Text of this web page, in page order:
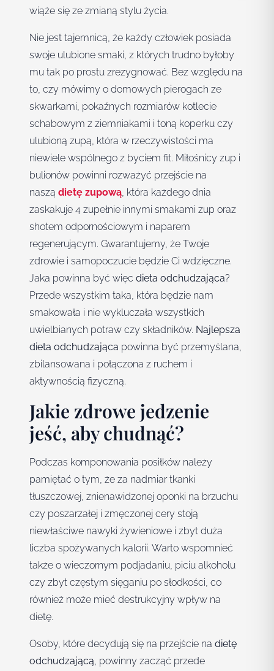
wiąże się ze zmianą stylu życia.
Nie jest tajemnicą, że każdy człowiek posiada
swoje ulubione smaki, z których trudno byłoby
mu tak po prostu zrezygnować. Bez względu na
to, czy mówimy o domowych pierogach ze
skwarkami, pokaźnych rozmiarów kotlecie
schabowym z ziemniakami i toną koperku czy
ulubioną zupą, która w rzeczywistości ma
niewiele wspólnego z byciem fit. Miłośnicy zup i
bulionów powinni rozważyć przejście na
naszą dietę zupową , która każdego dnia
zaskakuje 4 zupełnie innymi smakami zup oraz
shotem odpornościowym i naparem
regenerującym. Gwarantujemy, że Twoje
zdrowie i samopoczucie będzie Ci wdzięczne.
Jaka powinna być więc dieta odchudzająca?
Przede wszystkim taka, która będzie nam
smakowała i nie wykluczała wszystkich
uwielbianych potraw czy składników. Najlepsza
dieta odchudzająca powinna być przemyślana,
zbilansowana i połączona z ruchem i
aktywnością fizyczną.
Jakie zdrowe jedzenie
jeść, aby chudnąć?
Podczas komponowania posiłków należy
pamiętać o tym, że za nadmiar tkanki
tłuszczowej, znienawidzonej oponki na brzuchu
czy poszarzałej i zmęczonej cery stoją
niewłaściwe nawyki żywieniowe i zbyt duża
liczba spożywanych kalorii. Warto wspomnieć
także o wieczornym podjadaniu, piciu alkoholu
czy zbyt częstym sięganiu po słodkości, co
również może mieć destrukcyjny wpływ na
dietę.
Osoby, które decydują się na przejście na dietę
odchudzającą , powinny zacząć przede